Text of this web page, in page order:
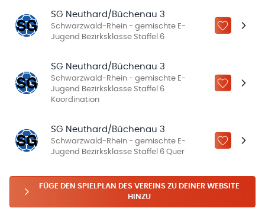
SG Neuthard/Büchenau 3
Schwarzwald-Rhein - gemischte E-
Jugend Bezirksklasse Staffel 6
ZU „MEINE
SG Neuthard/Büchenau 3
Schwarzwald-Rhein - gemischte E-
Jugend Bezirksklasse Staffel 6
Koordination
ZU „MEINE
SG Neuthard/Büchenau 3
Schwarzwald-Rhein - gemischte E-
Jugend Bezirksklasse Staffel 6 Quer
ZU „MEINE
FÜGE DEN SPIELPLAN DES VEREINS ZU DEINER WEBSITE
HINZU